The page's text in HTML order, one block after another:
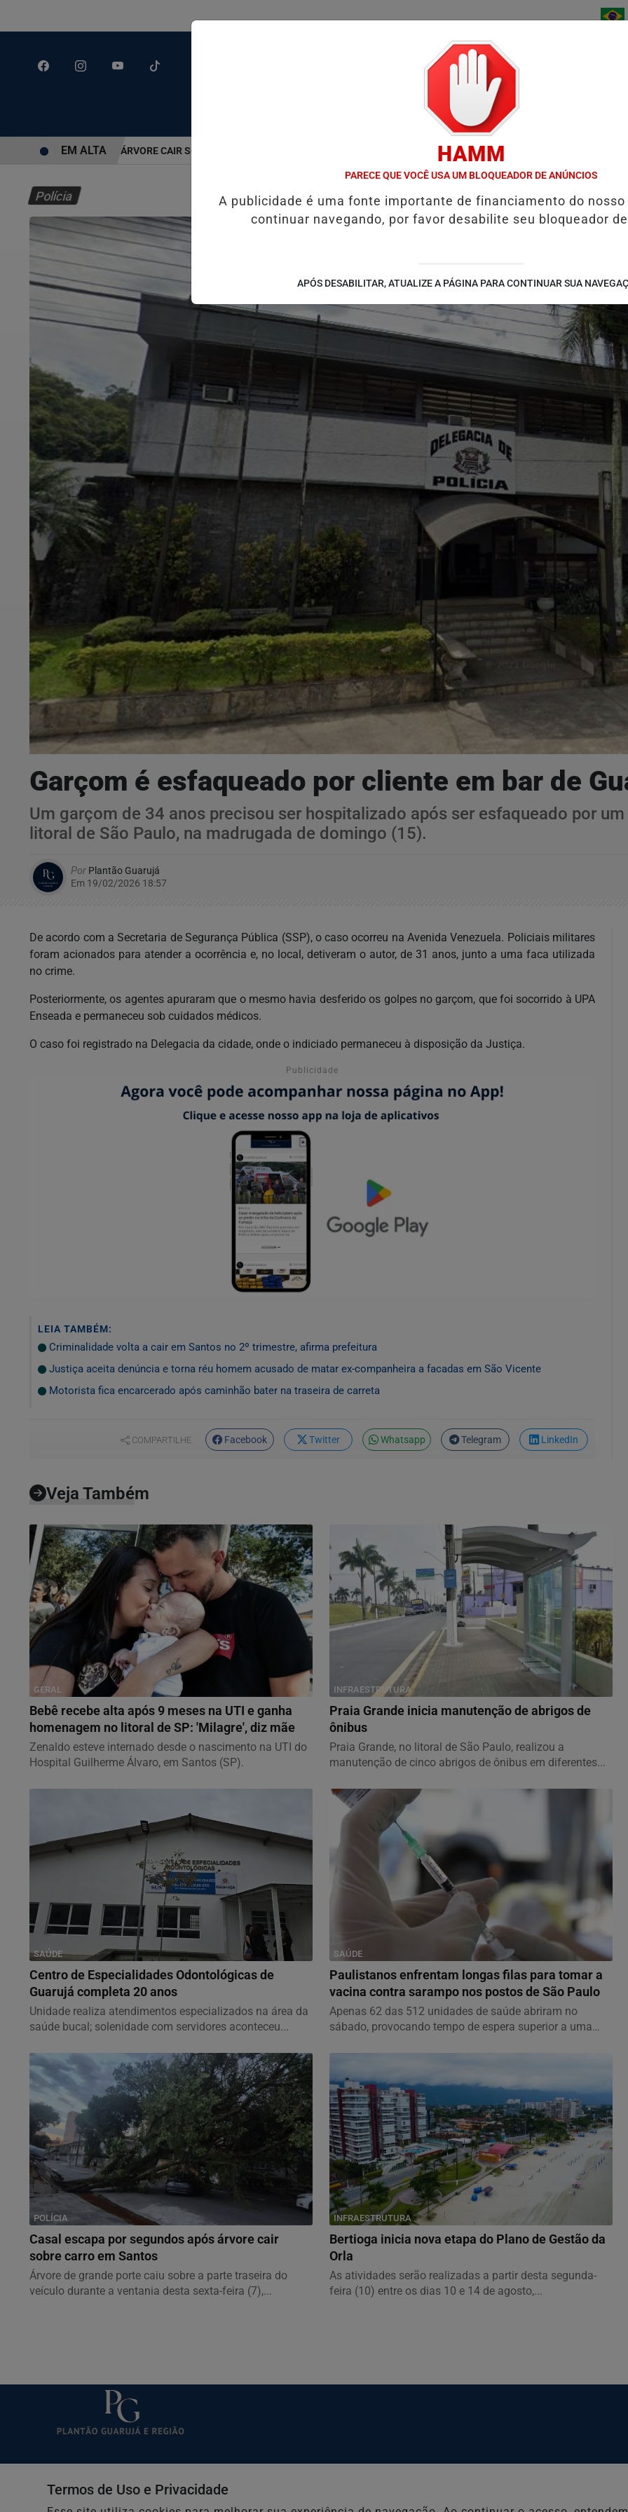
NOTÍCIAS / BAIXE AGORA
SEGUNDOS APÓS ÁRVORE CAIR SOBRE CARRO EM SANTOS JUSTIÇA ACEITA DENÚNCIA E TORNA RÉU HOMEM ACUSADO DE
EM ALTA
Polícia
Garçom é esfaqueado por cliente em bar de
Um garçom de 34 anos precisou ser hospitalizado após ser esfaqueado por
litoral de São Paulo, na madrugada de domingo (15).
Por Plantão Guarujá
Em 19/02/2026 18:57
De acordo com a Secretaria de Segurança Pública (SSP), o caso ocorreu na Avenida Venezuela. Policiais militares
foram acionados para atender a ocorrência e, no local, detiveram o autor, de 31 anos, junto a uma faca utilizada
no crime.
Posteriormente, os agentes apuraram que o mesmo havia desferido os golpes no garçom, que foi socorrido à UPA
Enseada e permaneceu sob cuidados médicos.
O caso foi registrado na Delegacia da cidade, onde o indiciado permaneceu à disposição da Justiça.
Publicidade
LEIA TAMBÉM:
Criminalidade volta a cair em Santos no 2º trimestre, afirma prefeitura
Justiça aceita denúncia e torna réu homem acusado de matar ex-companheira a facadas em São Vicente
Motorista fica encarcerado após caminhão bater na traseira de carreta
COMPARTILHE Facebook Twitter Whatsapp Telegram LinkedIn
Veja Também
GERAL
Bebê recebe alta após 9 meses na UTI e ganha
homenagem no litoral de SP: 'Milagre', diz mãe
Zenaldo esteve internado desde o nascimento na UTI do
Hospital Guilherme Álvaro, em Santos (SP).
INFRAESTRUTURA
Praia Grande inicia manutenção de abrigos de
ônibus
Praia Grande, no litoral de São Paulo, realizou a
manutenção de cinco abrigos de ônibus em diferentes...
SAÚDE
Centro de Especialidades Odontológicas de
Guarujá completa 20 anos
Unidade realiza atendimentos especializados na área da
saúde bucal; solenidade com servidores aconteceu...
SAÚDE
Paulistanos enfrentam longas filas para tomar a
vacina contra sarampo nos postos de São Paulo
Apenas 62 das 512 unidades de saúde abriram no
sábado, provocando tempo de espera superior a uma
POLÍCIA
Casal escapa por segundos após árvore cair
sobre carro em Santos
Árvore de grande porte caiu sobre a parte traseira do
veículo durante a ventania desta sexta-feira (7),...
INFRAESTRUTURA
Bertioga inicia nova etapa do Plano de Gestão da
Orla
As atividades serão realizadas a partir desta segunda-
feira (10) entre os dias 10 e 14 de agosto,...
Economia
Esporte
HAMM
PARECE QUE VOCÊ USA UM BLOQUEADOR DE ANÚNCIOS
A publicidade é uma fonte importante de financiamento do
continuar navegando, por favor desabilite seu bloqueador
APÓS DESABILITAR, ATUALIZE A PÁGINA PARA CONTINUAR SUA
Termos de Uso e Privacidade